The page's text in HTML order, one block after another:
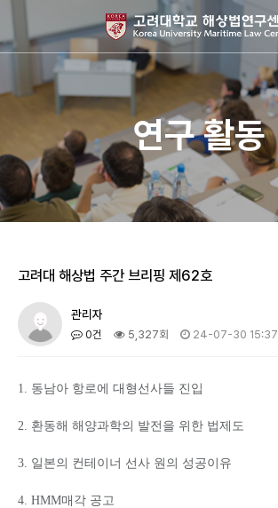
연구 활동
고려대 해상법 주간 브리핑 제62호
관리자
0건 5,327회 24-07-30 15:37
1. 동남아 항로에 대형선사들 진입
2. 환동해 해양과학의 발전을 위한 법제도
3. 일본의 컨테이너 선사 원의 성공이유
4. HMM매각 공고